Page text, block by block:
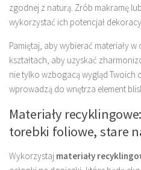
zgodnej z naturą. Zrób makramę
wykorzystać ich potencjał
Pamiętaj, aby wybierać materiały
kształtach, aby uzyskać
nie tylko wzbogacą wygląd Twoich
wprowadzą do wnętrza element
Materiały
torebki foliowe, stare
Wykorzystaj materiały